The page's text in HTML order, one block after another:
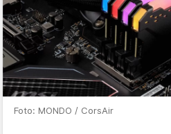
Foto: MONDO / CorsAir